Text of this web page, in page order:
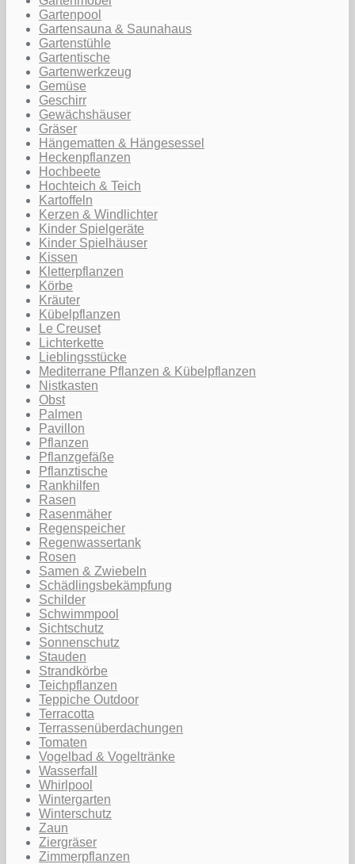
Gartenpool
Gartensauna & Saunahaus
Gartenstühle
Gartentische
Gartenwerkzeug
Gemüse
Geschirr
Gewächshäuser
Gräser
Hängematten & Hängesessel
Heckenpflanzen
Hochbeete
Hochteich & Teich
Kartoffeln
Kerzen & Windlichter
Kinder Spielgeräte
Kinder Spielhäuser
Kissen
Kletterpflanzen
Körbe
Kräuter
Kübelpflanzen
Le Creuset
Lichterkette
Lieblingsstücke
Mediterrane Pflanzen & Kübelpflanzen
Nistkasten
Obst
Palmen
Pavillon
Pflanzen
Pflanzgefäße
Pflanztische
Rankhilfen
Rasen
Rasenmäher
Regenspeicher
Regenwassertank
Rosen
Samen & Zwiebeln
Schädlingsbekämpfung
Schilder
Schwimmpool
Sichtschutz
Sonnenschutz
Stauden
Strandkörbe
Teichpflanzen
Teppiche Outdoor
Terracotta
Terrassenüberdachungen
Tomaten
Vogelbad & Vogeltränke
Wasserfall
Whirlpool
Wintergarten
Winterschutz
Zaun
Ziergräser
Zimmerpflanzen